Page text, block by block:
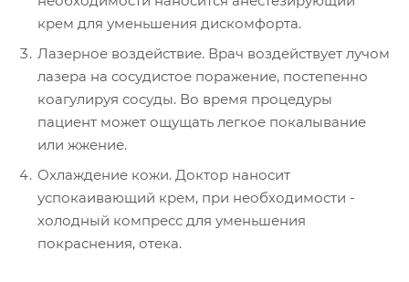
крем для уменьшения дискомфорта.
Лазерное воздействие. Врач воздействует лучом
лазера на сосудистое поражение, постепенно
коагулируя сосуды. Во время процедуры
пациент может ощущать легкое покалывание
или жжение.
Охлаждение кожи. Доктор наносит
успокаивающий крем, при необходимости -
холодный компресс для уменьшения
покраснения, отека.